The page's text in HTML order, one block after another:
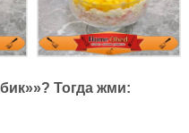
Тогда жми: